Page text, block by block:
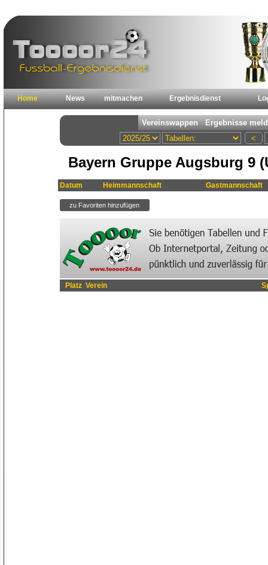
Home News mitmachen Ergebnisdienst
Bayern Gruppe Augsburg 9
Datum Heimmannschaft Gastmannschaft
Platz Verein